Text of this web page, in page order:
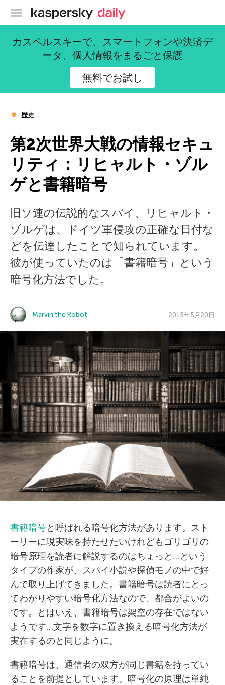
カスペルスキー公式ブログ
カスペルスキーで、スマートフォンや決済デ
ータ、個人情報をまるごと保護
無料でお試し
歴史
第2次世界大戦の情報セキュ
リティ：リヒャルト・ゾル
ゲと書籍暗号
旧ソ連の伝説的なスパイ、リヒャルト・
ゾルゲは、ドイツ軍侵攻の正確な日付な
どを伝達したことで知られています。
彼が使っていたのは「書籍暗号」という
暗号化方法でした。
Marvin the Robot 2015年5月20日
書籍暗号と呼ばれる暗号化方法があります。スト
ーリーに現実味を持たせたいけれどもゴリゴリの
暗号原理を読者に解説するのはちょっと…という
タイプの作家が、スパイ小説や探偵モノの中で好
んで取り上げてきました。書籍暗号は読者にとっ
てわかりやすい暗号化方法なので、都合がよいの
です。とはいえ、書籍暗号は架空の存在ではない
ようです…文字を数字に置き換える暗号化方法が
実在するのと同じように。
書籍暗号は、通信者の双方が同じ書籍を持ってい
ることを前提としています。暗号化の原理は単純